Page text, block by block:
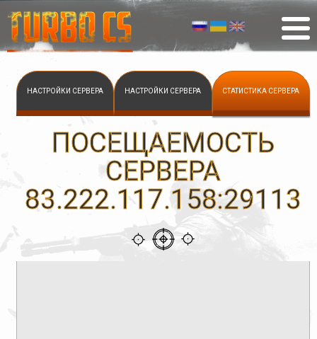
НАСТРОЙКИ СЕРВЕРА НАСТРОЙКИ СЕРВЕРА СТАТИСТИКА СЕРВЕРА
ПОСЕЩАЕМОСТЬ
СЕРВЕРА
83.222.117.158:29113